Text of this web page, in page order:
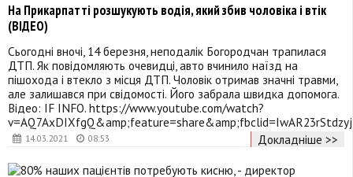
14.03.2021 08:53
На Прикарпатті розшукують водія, який збив чоловіка і втік
(ВІДЕО)
Сьогодні вночі, 14 березня, неподалік Богородчан трапилася
ДТП. Як повідомляють очевидці, авто вчинило наїзд на
пішохода і втекло з місця ДТП. Чоловік отримав значні травми,
але залишався при свідомості. Його забрала швидка допомога.
Відео: IF INFO. https://www.youtube.com/watch?
Докладніше >>